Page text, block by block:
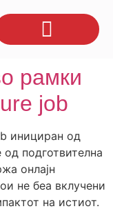
рамки
job
инициран од
подготвителна
онлајн
не беа вклучени
на истиот.